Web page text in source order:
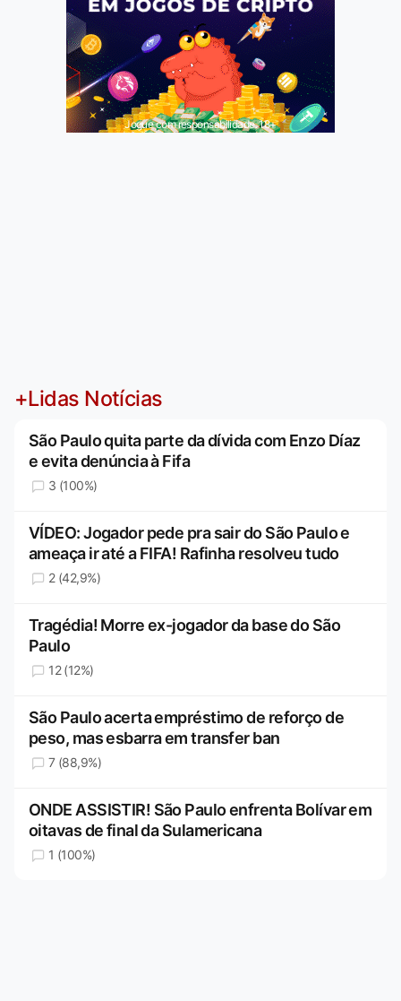
Jogue com responsabilidade. 18+
+Lidas Notícias
São Paulo quita parte da dívida com Enzo Díaz
e evita denúncia à Fifa
3 (100%)
VÍDEO: Jogador pede pra sair do São Paulo e
ameaça ir até a FIFA! Rafinha resolveu tudo
2 (42,9%)
Tragédia! Morre ex-jogador da base do São
Paulo
12 (12%)
São Paulo acerta empréstimo de reforço de
peso, mas esbarra em transfer ban
7 (88,9%)
ONDE ASSISTIR! São Paulo enfrenta Bolívar em
oitavas de final da Sulamericana
1 (100%)